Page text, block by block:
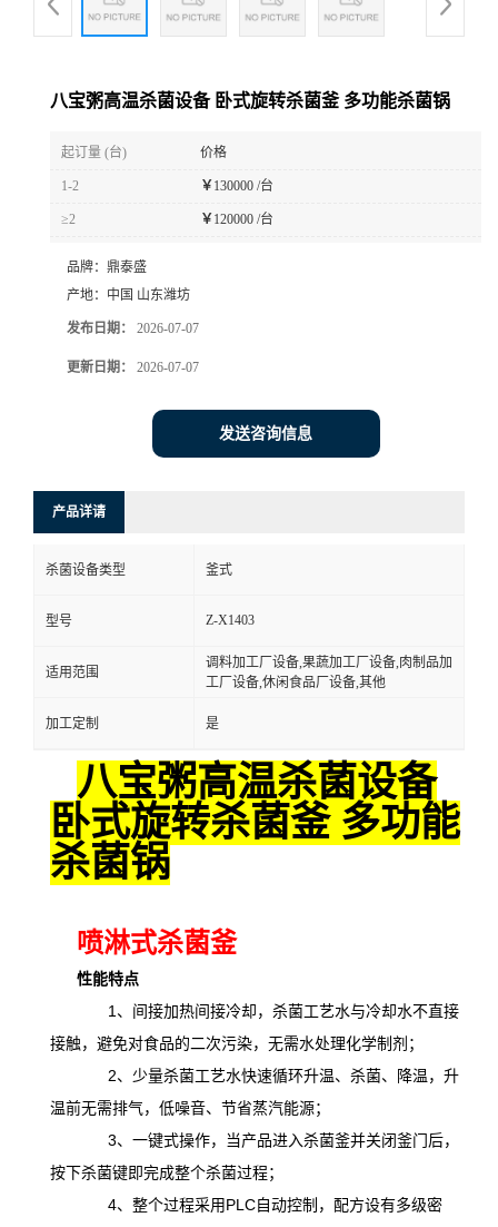
八宝粥高温杀菌设备 卧式旋转杀菌釜 多功能杀菌锅
起订量 (台) 价格
1-2 ￥ 130000 /台
≥2 ￥ 120000 /台
品牌： 鼎泰盛
产地： 中国 山东潍坊
发布日期： 2026-07-07
更新日期： 2026-07-07
发送咨询信息
产品详请
杀菌设备类型 釜式
型号 Z-X1403
适用范围
调料加工厂设备,果蔬加工厂设备,肉制品加
工厂设备,休闲食品厂设备,其他
加工定制 是
八宝粥高温杀菌设备
卧式旋转杀菌釜 多功能
杀菌锅
喷淋式杀菌釜
性能特点
1、间接加热间接冷却，杀菌工艺水与冷却水不直接
接触，避免对食品的二次污染，无需水处理化学制剂；
2、少量杀菌工艺水快速循环升温、杀菌、降温，升
温前无需排气，低噪音、节省蒸汽能源；
3、一键式操作，当产品进入杀菌釜并关闭釜门后，
按下杀菌键即完成整个杀菌过程；
4、整个过程采用PLC自动控制，配方设有多级密